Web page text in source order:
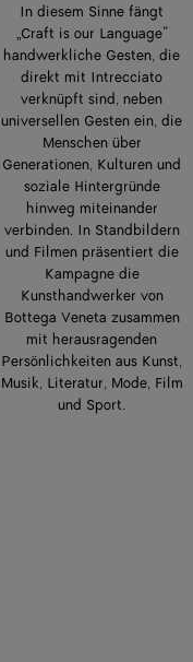
In diesem Sinne fängt
„Craft is our Language“
handwerkliche Gesten, die
direkt mit Intrecciato
verknüpft sind, neben
universellen Gesten ein, die
Menschen über
Generationen, Kulturen und
soziale Hintergründe
hinweg miteinander
verbinden. In Standbildern
und Filmen präsentiert die
Kampagne die
Kunsthandwerker von
Bottega Veneta zusammen
mit herausragenden
Persönlichkeiten aus Kunst,
Musik, Literatur, Mode, Film
und Sport.